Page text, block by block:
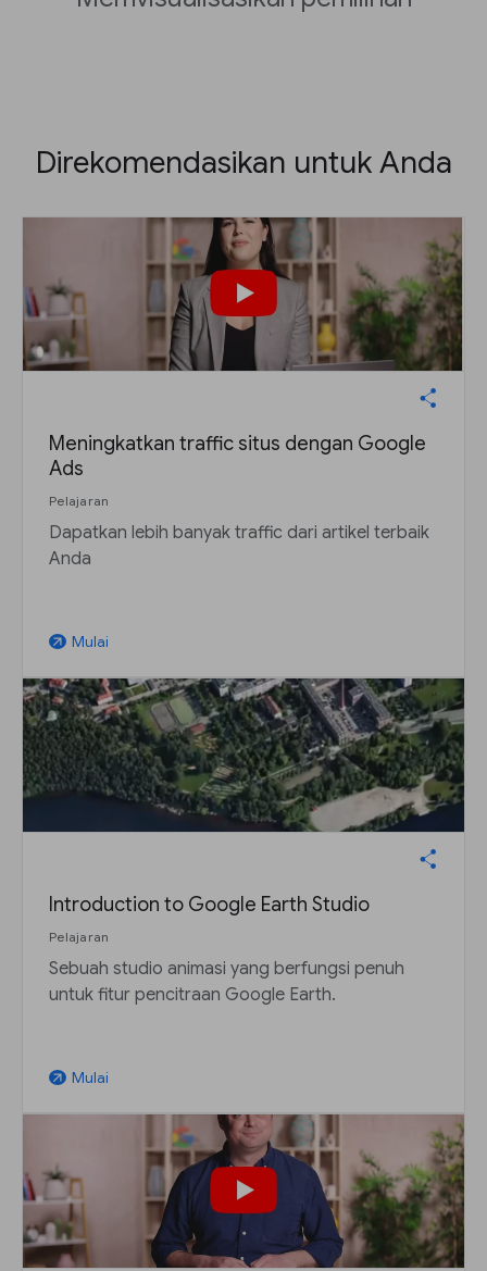
Direkomendasikan untuk Anda
Meningkatkan traffic situs dengan Google
Ads
Pelajaran
Dapatkan lebih banyak traffic dari artikel terbaik
Anda
arrow_outward Mulai
Introduction to Google Earth Studio
Pelajaran
Sebuah studio animasi yang berfungsi penuh
untuk fitur pencitraan Google Earth.
arrow_outward Mulai